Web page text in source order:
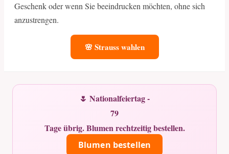
Geschenk oder wenn Sie beeindrucken möchten, ohne sich
anzustrengen.
🌸 Strauss wahlen
🌷 Nationalfeiertag -
79
Tage übrig. Blumen rechtzeitig bestellen.
Blumen bestellen